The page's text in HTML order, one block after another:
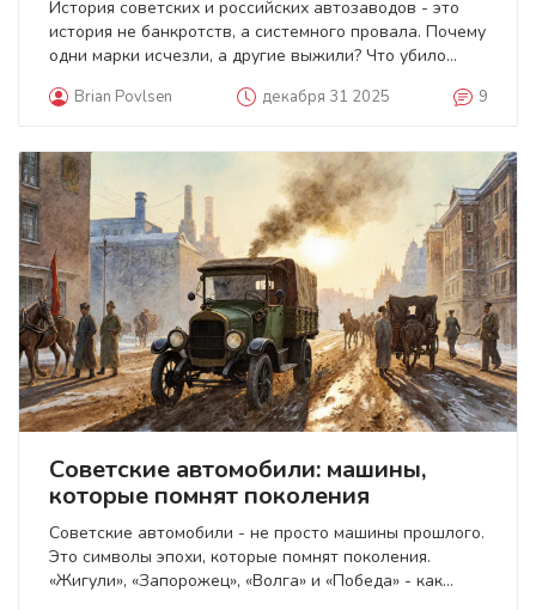
История советских и российских автозаводов - это
история не банкротств, а системного провала. Почему
одни марки исчезли, а другие выжили? Что убило
и сегодня.
Brian Povlsen декабря 31 2025 9
Советские автомобили: машины,
которые помнят поколения
Советские автомобили - не просто машины прошлого.
Это символы эпохи, которые помнят поколения.
«Жигули», «Запорожец», «Волга» и «Победа» - как